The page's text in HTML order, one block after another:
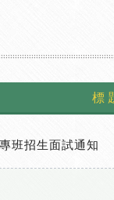
標
班招生面試通知